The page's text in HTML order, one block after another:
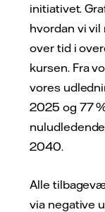
initiativet.
hvordan vi
over tid i
kursen. Fra
vores
2025 og 77
2040.
Alle
via negative